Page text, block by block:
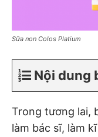
Sữa non Colos Platium
Nội dung
Trong tương lai,
làm bác sĩ, làm